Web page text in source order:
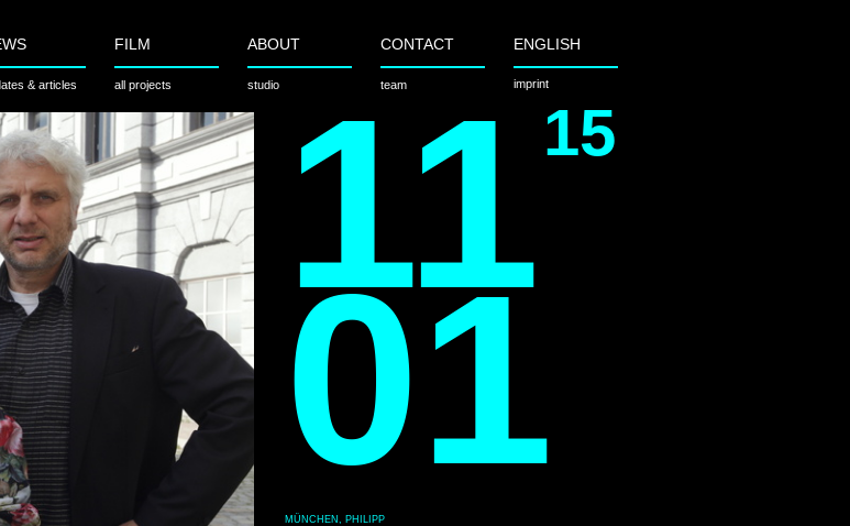
& articles
FILM
all projects
ABOUT
studio
CONTACT
team
ENGLISH
imprint
11
01
15
MÜNCHEN, PHILIPP